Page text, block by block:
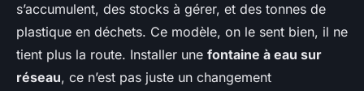
Lambert•13/04/2026 07:26• 9 min de lecture
s’accumulent, des stocks à gérer, et des tonnes de
plastique en déchets. Ce modèle, on le sent bien, il ne
tient plus la route. Installer une fontaine à eau sur
réseau, ce n’est pas juste un changement